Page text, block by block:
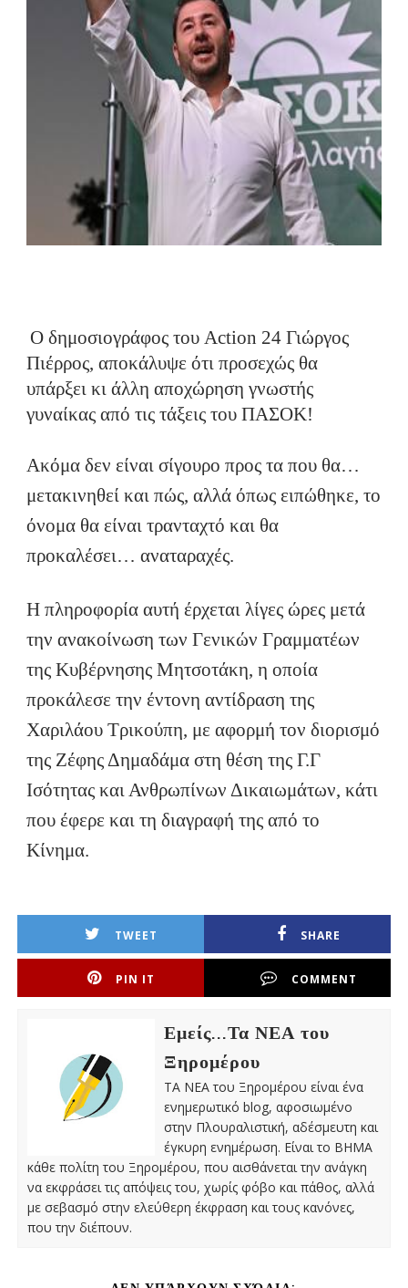
Ο δημοσιογράφος του Action 24 Γιώργος
Πιέρρος, αποκάλυψε ότι προσεχώς θα
υπάρξει κι άλλη αποχώρηση γνωστής
γυναίκας από τις τάξεις του ΠΑΣΟΚ!
Ακόμα δεν είναι σίγουρο προς τα που θα…
μετακινηθεί και πώς, αλλά όπως ειπώθηκε, το
όνομα θα είναι τρανταχτό και θα
προκαλέσει… αναταραχές.
Η πληροφορία αυτή έρχεται λίγες ώρες μετά
την ανακοίνωση των Γενικών Γραμματέων
της Κυβέρνησης Μητσοτάκη, η οποία
προκάλεσε την έντονη αντίδραση της
Χαριλάου Τρικούπη, με αφορμή τον διορισμό
της Ζέφης Δημαδάμα στη θέση της Γ.Γ
Ισότητας και Ανθρωπίνων Δικαιωμάτων, κάτι
που έφερε και τη διαγραφή της από το
Κίνημα.
TWEET SHARE
PIN IT COMMENT
Εμείς...Τα ΝΕΑ του
Ξηρομέρου
ΤΑ ΝΕΑ του Ξηρομέρου είναι ένα
ενημερωτικό blog, αφοσιωμένο
στην Πλουραλιστική, αδέσμευτη και
έγκυρη ενημέρωση. Είναι το ΒΗΜΑ
κάθε πολίτη του Ξηρομέρου, που αισθάνεται την ανάγκη
να εκφράσει τις απόψεις του, χωρίς φόβο και πάθος, αλλά
με σεβασμό στην ελεύθερη έκφραση και τους κανόνες,
που την διέπουν.